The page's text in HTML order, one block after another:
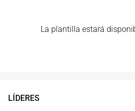
La plantilla estará
LÍDERES